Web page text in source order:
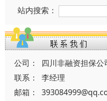
站内搜索：
公司：
四川非融资担保公
联系：
李经理
邮箱：